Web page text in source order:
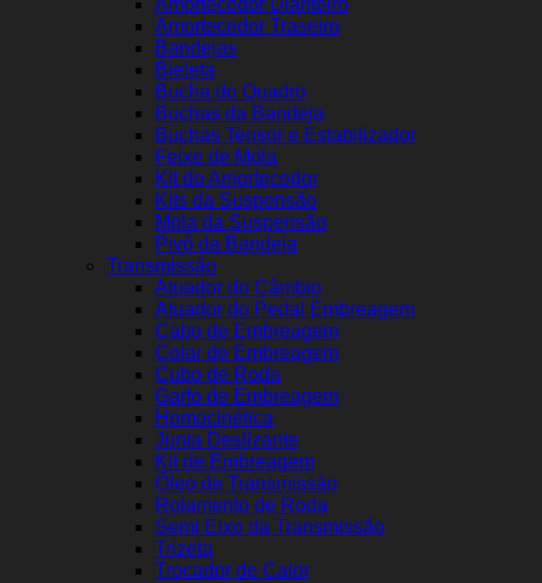
Amortecedor Dianteiro
Amortecedor Traseiro
Bandejas
Bieleta
Bucha do Quadro
Buchas da Bandeja
Buchas Tensor e Estabilizador
Feixe de Mola
Kit do Amortecedor
Kits da Suspensão
Mola da Suspensão
Pivô da Bandeja
Transmissão
Atuador do Câmbio
Atuador do Pedal Embreagem
Cabo de Embreagem
Colar de Embreagem
Cubo de Roda
Garfo de Embreagem
Homocinética
Junta Deslizante
Kit de Embreagem
Óleo de Transmissão
Rolamento de Roda
Semi Eixo da Transmissão
Trizeta
Trocador de Calor